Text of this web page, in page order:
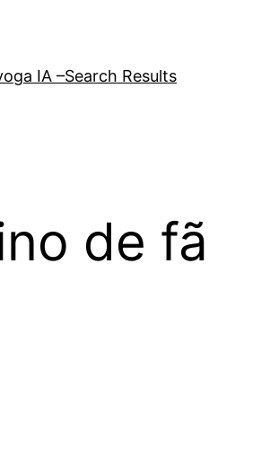
IA –Search Results
de fã